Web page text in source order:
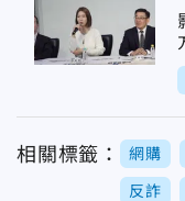
相關標籤： 網購
反詐